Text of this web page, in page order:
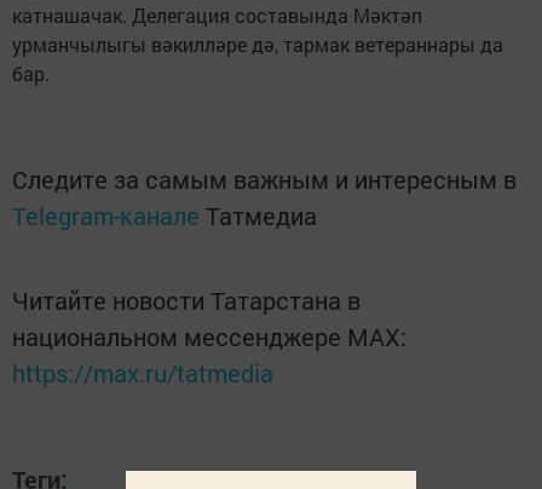
катнашачак. Делегация составында Мәктәп
урманчылыгы вәкилләре дә, тармак ветераннары да
бар.
Следите за самым важным и интересным в
Telegram-канале Татмедиа
Читайте новости Татарстана в
национальном мессенджере MАХ:
https://max.ru/tatmedia
Теги: